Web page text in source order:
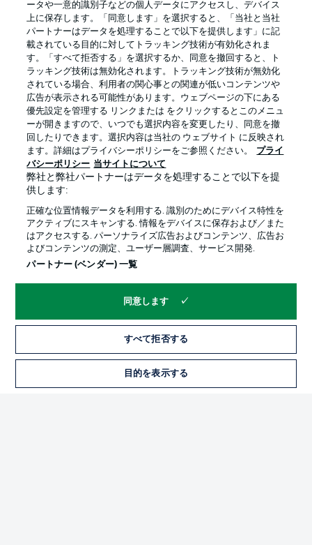
Football as it's meant to be
BUNDESLIGA APP
Official Partners
プライバシー・ポリシー 優先設定を管理する
ータや一意的識別子などの個人データにアクセスし、デバイス
上に保存します。「同意します」を選択すると、「当社と当社
パートナーはデータを処理することで以下を提供します」に記
載されている目的に対してトラッキング技術が有効化されま
す。「すべて拒否する」を選択するか、同意を撤回すると、ト
ラッキング技術は無効化されます。トラッキング技術が無効化
されている場合、利用者の関心事との関連が低いコンテンツや
広告が表示される可能性があります。ウェブページの下にある
優先設定を管理する リンクまたは をクリックするとこのメニュ
ーが開きますので、いつでも選択内容を変更したり、同意を撤
回したりできます。選択内容は当社の ウェブサイト に反映され
ます。詳細はプライバシーポリシーをご参照ください。
プライ
バシーポリシー 当サイトについて
弊社と弊社パートナーはデータを処理することで以下を提
供します:
正確な位置情報データを利用する. 識別のためにデバイス特性を
アクティブにスキャンする. 情報をデバイスに保存および／また
はアクセスする. パーソナライズ広告およびコンテンツ、広告お
よびコンテンツの測定、ユーザー層調査、サービス開発.
パートナー (ベンダー) 一覧
同意します
すべて拒否する
目的を表示する